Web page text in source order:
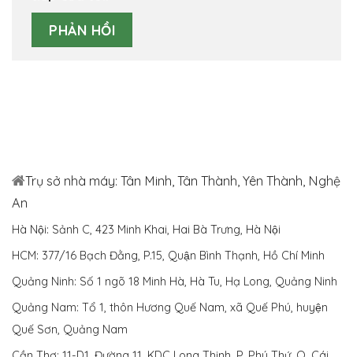
Trụ sở nhà máy: Tân Minh, Tân Thành, Yên Thành, Nghệ
An
Hà Nội: Sảnh C, 423 Minh Khai, Hai Bà Trưng, Hà Nội
HCM: 377/16 Bạch Đằng, P.15, Quận Bình Thạnh, Hồ Chí Minh
Quảng Ninh: Số 1 ngõ 18 Minh Hà, Hà Tu, Hạ Long, Quảng Ninh
Quảng Nam: Tổ 1, thôn Hương Quế Nam, xã Quế Phú, huyện
Quế Sơn, Quảng Nam